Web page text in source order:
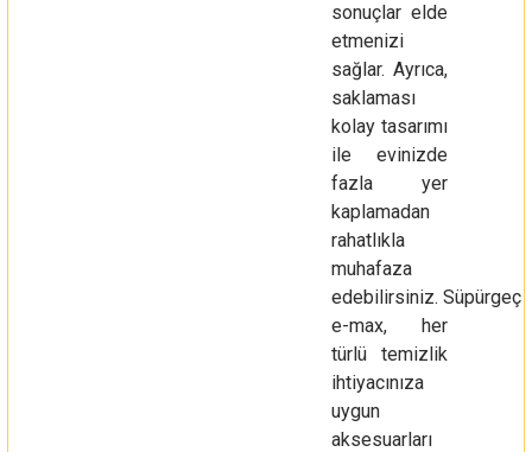
sonuçlar elde
etmenizi
sağlar. Ayrıca,
saklaması
kolay tasarımı
ile evinizde
fazla yer
kaplamadan
rahatlıkla
muhafaza
edebilirsiniz. Süpürgeç
e-max, her
türlü temizlik
ihtiyacınıza
uygun
aksesuarları